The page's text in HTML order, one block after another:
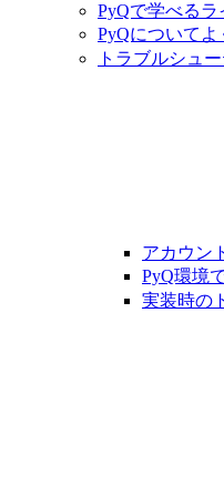
PyQで学べる
PyQについてよ
トラブルシュ
アカウン
PyQ環境
実装時の